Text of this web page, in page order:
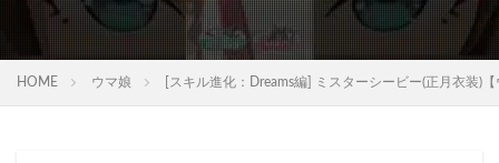
HOME ウマ娘 [スキル進化：Dreams編] ミスターシービー(正月衣装)